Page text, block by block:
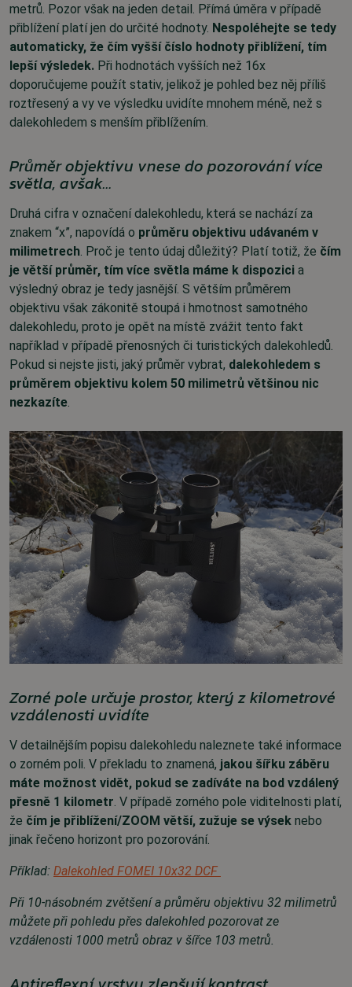
metrů. Pozor však na jeden detail. Přímá úměra v případě
přiblížení platí jen do určité hodnoty. Nespoléhejte se tedy
automaticky, že čím vyšší číslo hodnoty přiblížení, tím
lepší výsledek. Při hodnotách vyšších než 16x
doporučujeme použít stativ, jelikož je pohled bez něj příliš
roztřesený a vy ve výsledku uvidíte mnohem méně, než s
dalekohledem s menším přiblížením.
Průměr objektivu vnese do pozorování více
světla, avšak…
Druhá cifra v označení dalekohledu, která se nachází za
znakem “x”, napovídá o průměru objektivu udávaném v
milimetrech . Proč je tento údaj důležitý? Platí totiž, že čím
je větší průměr, tím více světla máme k dispozici a
výsledný obraz je tedy jasnější. S větším průměrem
objektivu však zákonitě stoupá i hmotnost samotného
dalekohledu, proto je opět na místě zvážit tento fakt
například v případě přenosných či turistických dalekohledů.
Pokud si nejste jisti, jaký průměr vybrat, dalekohledem s
průměrem objektivu kolem 50 milimetrů většinou nic
nezkazíte
Zorné pole určuje prostor, který z kilometrové
vzdálenosti uvidíte
V detailnějším popisu dalekohledu naleznete také informace
o zorném poli. V překladu to znamená, jakou šířku záběru
máte možnost vidět, pokud se zadíváte na bod vzdálený
přesně 1 kilometr. V případě zorného pole viditelnosti platí,
že čím je přiblížení/ZOOM větší, zužuje se výsek nebo
jinak řečeno horizont pro pozorování.
Příklad: Dalekohled FOMEI 10x32 DCF
Při 10-násobném zvětšení a průměru objektivu 32 milimetrů
můžete při pohledu přes dalekohled pozorovat ze
vzdálenosti 1000 metrů obraz v šířce 103 metrů.